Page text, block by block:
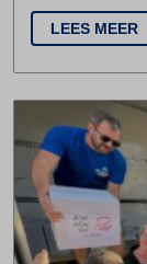
LEES MEER